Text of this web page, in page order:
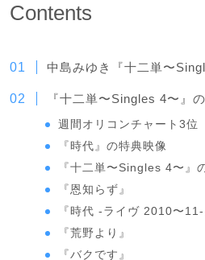
Contents
中島みゆき『十二単〜
『十二単〜Singles 4〜』
週間オリコンチャート3位
『時代』の特典映像
『十二単〜Singles 4〜』
『恩知らず』
『時代 -ライヴ 2010〜11-
『荒野より』
『バクです』